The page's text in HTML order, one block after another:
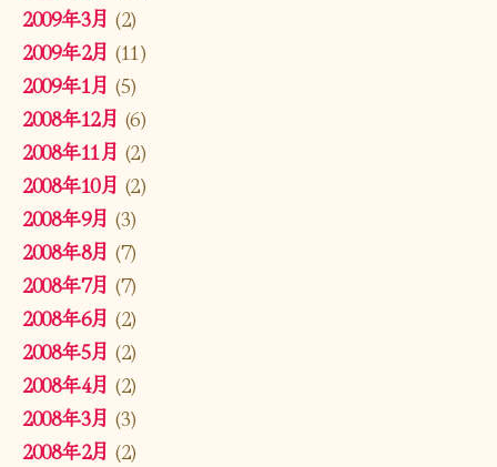
2009年3月 (2)
2009年2月 (11)
2009年1月 (5)
2008年12月 (6)
2008年11月 (2)
2008年10月 (2)
2008年9月 (3)
2008年8月 (7)
2008年7月 (7)
2008年6月 (2)
2008年5月 (2)
2008年4月 (2)
2008年3月 (3)
2008年2月 (2)